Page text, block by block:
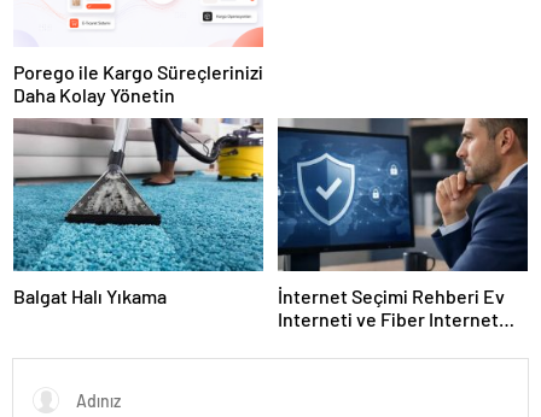
Porego ile Kargo Süreçlerinizi
Daha Kolay Yönetin
Balgat Halı Yıkama
İnternet Seçimi Rehberi Ev
Interneti ve Fiber Internet